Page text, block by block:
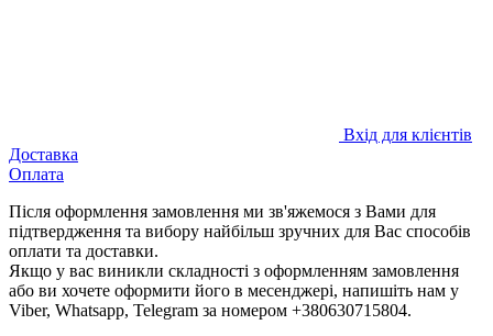
Вхід для клієнтів
Доставка
Оплата
Після оформлення замовлення ми зв'яжемося з Вами для
підтвердження та вибору найбільш зручних для Вас способів
оплати та доставки.
Якщо у вас виникли складності з оформленням замовлення
або ви хочете оформити його в месенджері, напишіть нам у
Viber, Whatsapp, Telegram за номером +380630715804.